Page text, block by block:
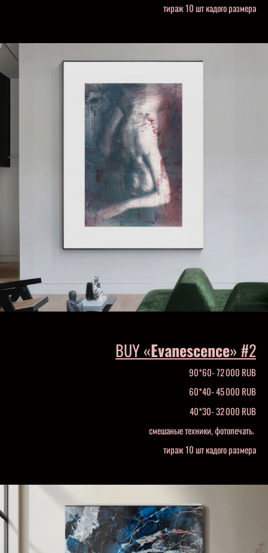
тираж 10 шт кадого размера
BUY «Evanescence» #2
90*60- 72 000 RUB
60*40- 45 000 RUB
40*30- 32 000 RUB
смешаные техники, фотопечать.
тираж 10 шт кадого размера